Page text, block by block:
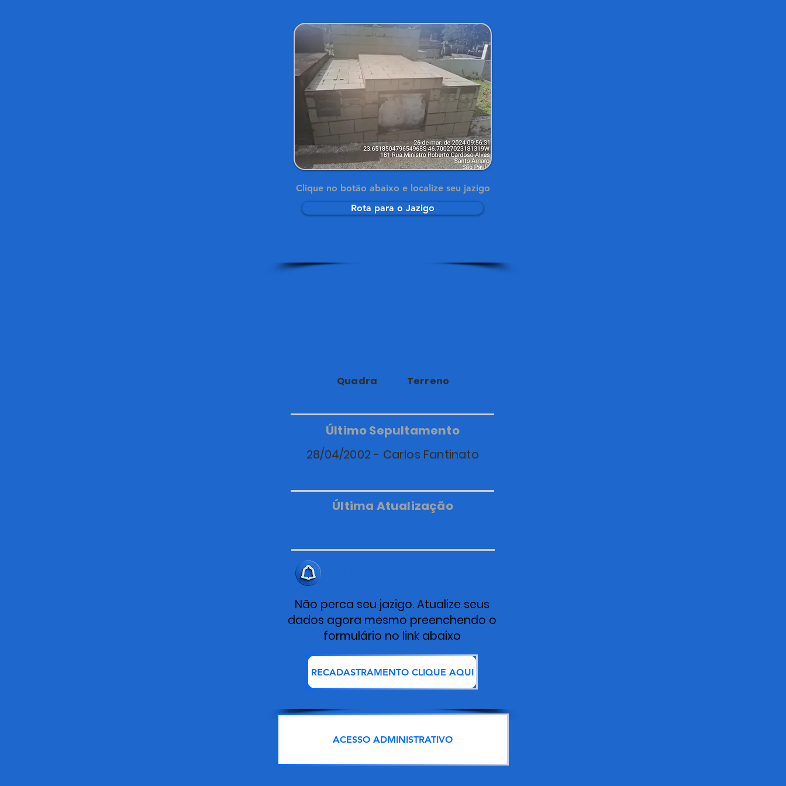
Clique no botão abaixo e localize seu jazigo
Rota para o Jazigo
Quadra Terreno
Último Sepultamento
28/04/2002 - Carlos Fantinato
Última Atualização
Não perca seu jazigo. Atualize seus
dados agora mesmo preenchendo o
formulário no link abaixo
RECADASTRAMENTO CLIQUE AQUI
ACESSO ADMINISTRATIVO